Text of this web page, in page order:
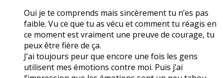
Oui je te comprends mais sincèrement tu n’es pas
faible. Vu ce que tu as vécu et comment tu réagis en
ce moment est vraiment une preuve de courage, tu
peux être fière de ça.
J’ai toujours peur que encore une fois les gens
utilisent mes émotions contre moi. Puis j’ai